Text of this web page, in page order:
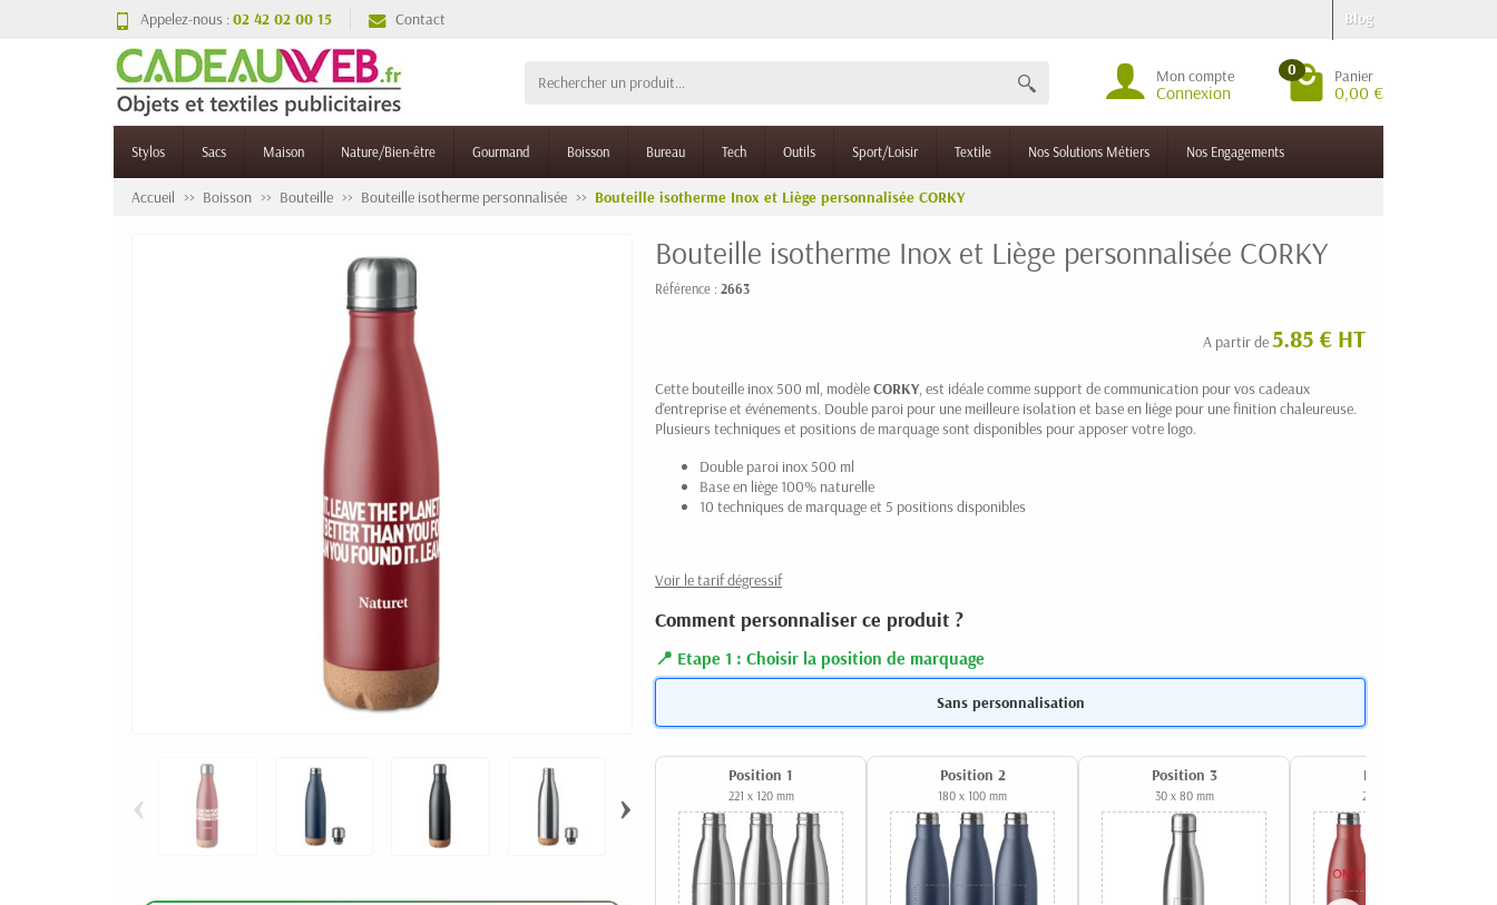
Appelez-nous :02 42 02 00 15 Contact Blog
Mon compte
Connexion
0 Panier
0,00 €
Stylos Sacs Maison Nature/Bien-être Gourmand Boisson Bureau Tech Outils Sport/Loisir Textile Nos Solutions Métiers Nos Engagements
Accueil Boisson Bouteille Bouteille isotherme personnalisée Bouteille isotherme Inox et Liège personnalisée CORKY
‹ ›
Bouteille isotherme Inox et Liège personnalisée CORKY
Référence : 2663
A partir de5.85 € HT
Cette bouteille inox 500 ml, modèleCORKY, est idéale comme support de communication pour vos cadeaux
d'entreprise et événements. Double paroi pour une meilleure isolation et base en liège pour une finition chaleureuse.
Plusieurs techniques et positions de marquage sont disponibles pour apposer votre logo.
Double paroi inox 500 ml
Base en liège 100% naturelle
10 techniques de marquage et 5 positions disponibles
Voir le tarif dégressif
Comment personnaliser ce produit ?
Etape 1 : Choisir la position de marquage
Sans personnalisation
Position 1
221 x 120 mm
Position 2
180 x 100 mm
Position 3
30 x 80 mm
Position 4
210 x 100 mm